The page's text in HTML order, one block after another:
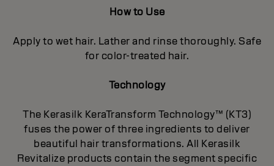
How to Use
Apply to wet hair. Lather and rinse thoroughly. Safe
for color-treated hair.
Technology
The Kerasilk KeraTransform Technology™ (KT3)
fuses the power of three ingredients to deliver
beautiful hair transformations. All Kerasilk
Revitalize products contain the segment specific